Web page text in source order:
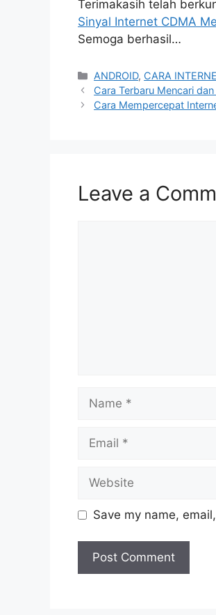
Terimakasih telah
Sinyal Internet CDMA
Semoga berhasil…
Categories
ANDROID, CARA
Cara Terbaru Mencari
Cara Mempercepat
Leave a
Save my name,